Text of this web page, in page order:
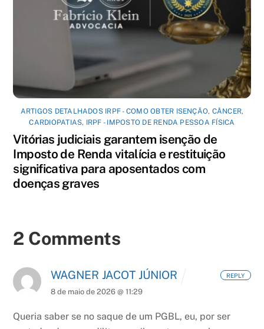
ARTIGOS DETALHADOS IRPF - COMO OBTER ISENÇÃO, CÂNCER,
CARDIOPATIAS, IRPF - IMPOSTO DE RENDA PESSOA FÍSICA
Vitórias judiciais garantem isenção de
Imposto de Renda vitalícia e restituição
significativa para aposentados com
doenças graves
2 Comments
WAGNER JACOT JÚNIOR
8 de maio de 2026 @ 11:29
Queria saber se no saque de um PGBL, eu, por ser
REPLY